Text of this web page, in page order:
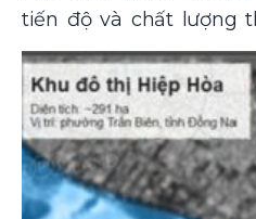
tiến độ và chất lượng